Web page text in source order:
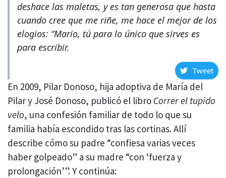
deshace las maletas, y es tan generosa que hasta
cuando cree que me riñe, me hace el mejor de los
elogios: “Mario, tú para lo único que sirves es
para escribir.
Tweet
En 2009, Pilar Donoso, hija adoptiva de María del
Pilar y José Donoso, publicó el libro Correr el tupido
velo, una confesión familiar de todo lo que su
familia había escondido tras las cortinas. Allí
describe cómo su padre “confiesa varias veces
haber golpeado” a su madre “con ‘fuerza y
prolongación’”. Y continúa: